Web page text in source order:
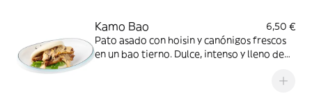
Kamo Bao
6,50 €
Pato asado con hoisin y canónigos frescos
en un bao tierno. Dulce, intenso y lleno de